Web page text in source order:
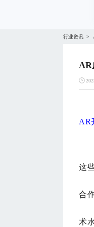
行业资讯 >
AR
AR
这
合
术